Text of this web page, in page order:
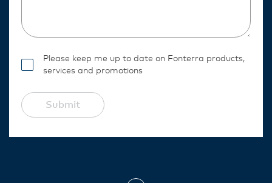
Please keep me up to date on Fonterra products,
services and promotions
Submit